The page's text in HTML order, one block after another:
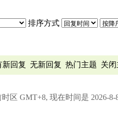
排序方式
新回复 无新回复 热门主题 关
时区 GMT+8, 现在时间是 2026-8-